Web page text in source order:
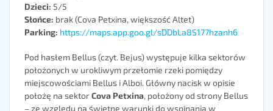
Dzieci: 5/5
Słońce: brak (Cova Petxina, większość Altet)
Parking: https://maps.app.goo.gl/sDDbLa8S177hzanh6
Pod hasłem Bellus (czyt. Bejus) występuje kilka sektorów
położonych w urokliwym przełomie rzeki pomiędzy
miejscowościami Bellus i Alboi. Główny nacisk w opisie
położę na sektorCova Petxina, położony od strony Bellus
– ze względu na świetne warunki do wspinania w